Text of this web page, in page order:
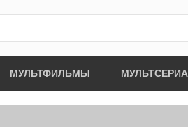
МУЛЬТФИЛЬМЫ